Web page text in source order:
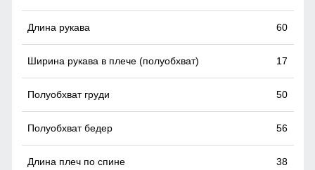
Манжеты
Еще один из способов воспрепятствовать проникновению
холода.Они просто необходимы в случае если вы
одеваете предпочитаете фиксировать голень.
60
17
50
56
38